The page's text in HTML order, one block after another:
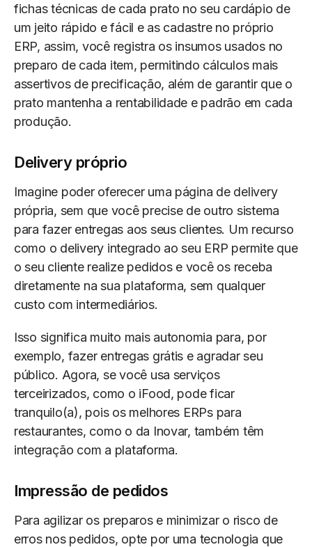
fichas técnicas de cada prato no seu cardápio de
um jeito rápido e fácil e as cadastre no próprio
ERP, assim, você registra os insumos usados no
preparo de cada item, permitindo cálculos mais
assertivos de precificação, além de garantir que o
prato mantenha a rentabilidade e padrão em cada
produção.
Delivery próprio
Imagine poder oferecer uma página de delivery
própria, sem que você precise de outro sistema
para fazer entregas aos seus clientes. Um recurso
como o delivery integrado ao seu ERP permite que
o seu cliente realize pedidos e você os receba
diretamente na sua plataforma, sem qualquer
custo com intermediários.
Isso significa muito mais autonomia para, por
exemplo, fazer entregas grátis e agradar seu
público. Agora, se você usa serviços
terceirizados, como o iFood, pode ficar
tranquilo(a), pois os melhores ERPs para
restaurantes, como o da Inovar, também têm
integração com a plataforma.
Impressão de pedidos
Para agilizar os preparos e minimizar o risco de
erros nos pedidos, opte por uma tecnologia que